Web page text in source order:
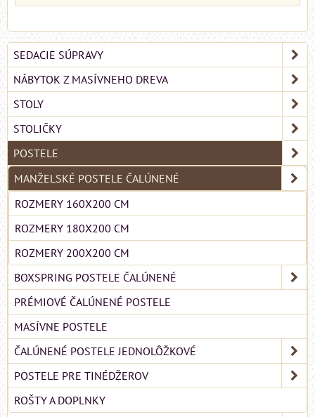
SEDACIE SÚPRAVY
NÁBYTOK Z MASÍVNEHO DREVA
STOLY
STOLIČKY
POSTELE
MANŽELSKÉ POSTELE ČALÚNENÉ
ROZMERY 160X200 CM
ROZMERY 180X200 CM
ROZMERY 200X200 CM
BOXSPRING POSTELE ČALÚNENÉ
PRÉMIOVÉ ČALÚNENÉ POSTELE
MASÍVNE POSTELE
ČALÚNENÉ POSTELE JEDNOLÔŽKOVÉ
POSTELE PRE TINÉDŽEROV
ROŠTY A DOPLNKY